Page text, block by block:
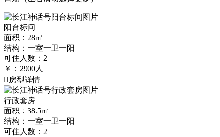
阳台标间
面积：28㎡
结构：一室一卫一阳
可住人数：2
￥： 2900人
房型详情
行政套房
面积：38.5㎡
结构：一室一卫一阳
可住人数：2